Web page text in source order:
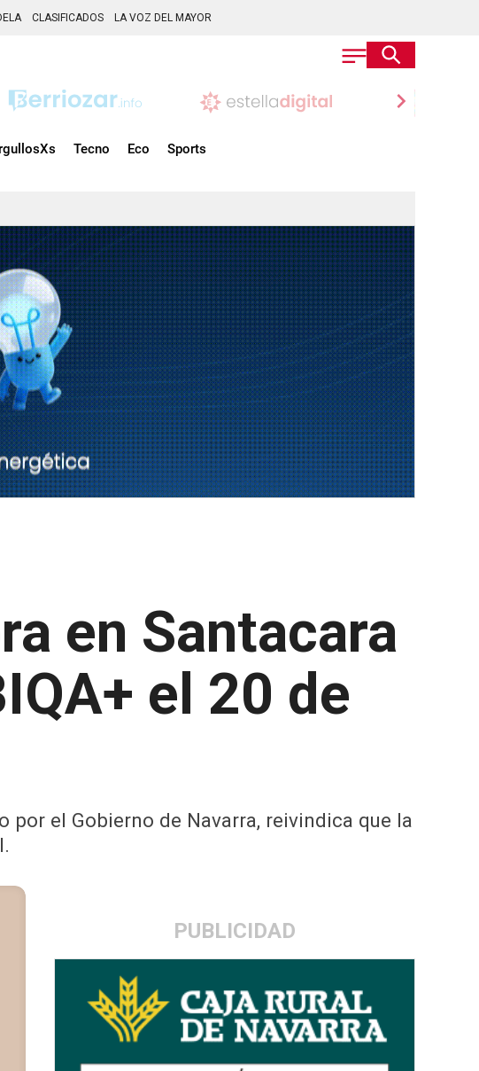
CLASIFICADOS LA VOZ DEL MAYOR
chevron_right
Tecno Eco Sports
en Santacara
el 20 de
el Gobierno de Navarra, reivindica que la
PUBLICIDAD